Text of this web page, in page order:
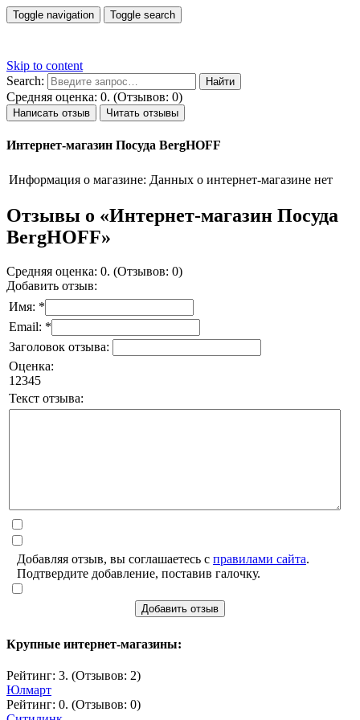
Toggle navigation Toggle search
Skip to content
Search:
Средняя оценка: 0. (Отзывов: 0)
Написать отзыв Читать отзывы
Интернет-магазин Посуда BergHOFF
Информация о магазине: Данных о интернет-магазине нет
Отзывы о «Интернет-магазин Посуда
BergHOFF»
Средняя оценка: 0. (Отзывов: 0)
Добавить отзыв:
Имя: *
Email: *
Заголовок отзыва:
Оценка:
1 2345
Текст отзыва:
Добавляя отзыв, вы соглашаетесь с правилами сайта.
Подтвердите добавление, поставив галочку.
Добавить отзыв
Крупные интернет-магазины:
Рейтинг: 3. (Отзывов: 2)
Юлмарт
Рейтинг: 0. (Отзывов: 0)